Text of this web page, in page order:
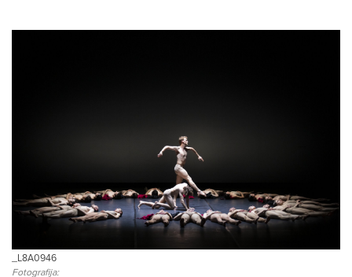
_L8A0946
Fotografija: